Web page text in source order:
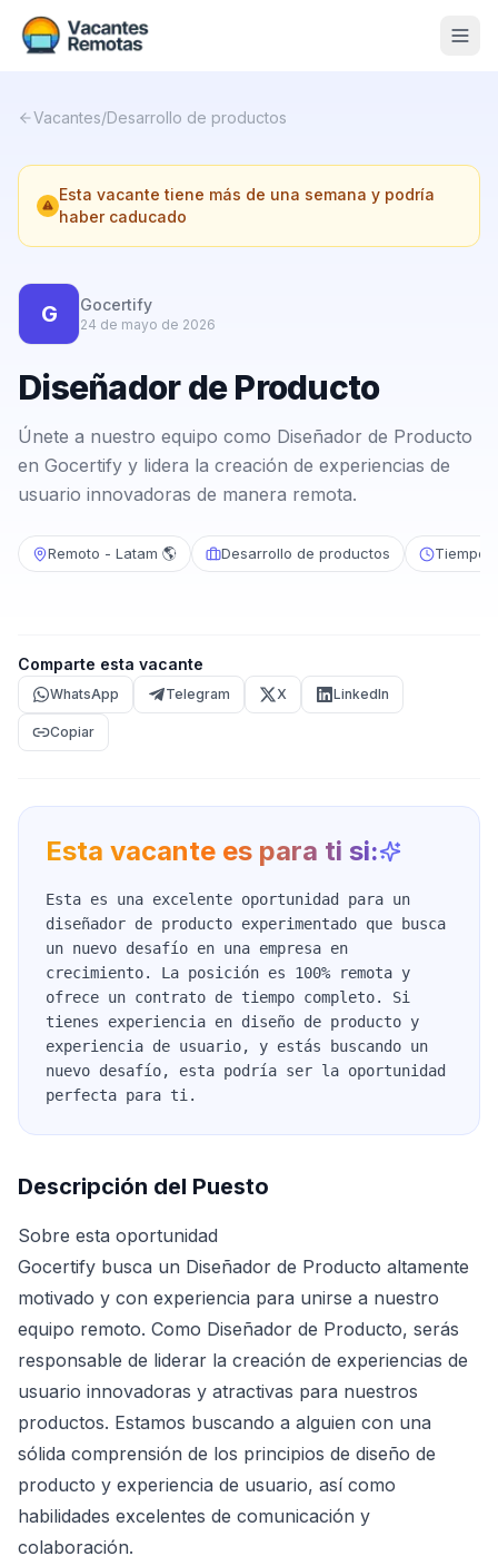
Nosotros
Contacto
Calculadora Freelance
Vacantes/Desarrollo de productos
Esta vacante tiene más de una semana y podría
haber caducado
G Gocertify
24 de mayo de 2026
Diseñador de Producto
Únete a nuestro equipo como Diseñador de Producto
en Gocertify y lidera la creación de experiencias de
usuario innovadoras de manera remota.
Remoto - Latam 🌎 Desarrollo de productos Tiempo
Comparte esta vacante
WhatsApp Telegram X LinkedIn
Copiar
Esta vacante es para ti si:
Esta es una excelente oportunidad para un
diseñador de producto experimentado que busca
un nuevo desafío en una empresa en
crecimiento. La posición es 100% remota y
ofrece un contrato de tiempo completo. Si
tienes experiencia en diseño de producto y
experiencia de usuario, y estás buscando un
nuevo desafío, esta podría ser la oportunidad
perfecta para ti.
Descripción del Puesto
Sobre esta oportunidad
Gocertify busca un Diseñador de Producto altamente
motivado y con experiencia para unirse a nuestro
equipo remoto. Como Diseñador de Producto, serás
responsable de liderar la creación de experiencias de
usuario innovadoras y atractivas para nuestros
productos. Estamos buscando a alguien con una
sólida comprensión de los principios de diseño de
producto y experiencia de usuario, así como
habilidades excelentes de comunicación y
colaboración.